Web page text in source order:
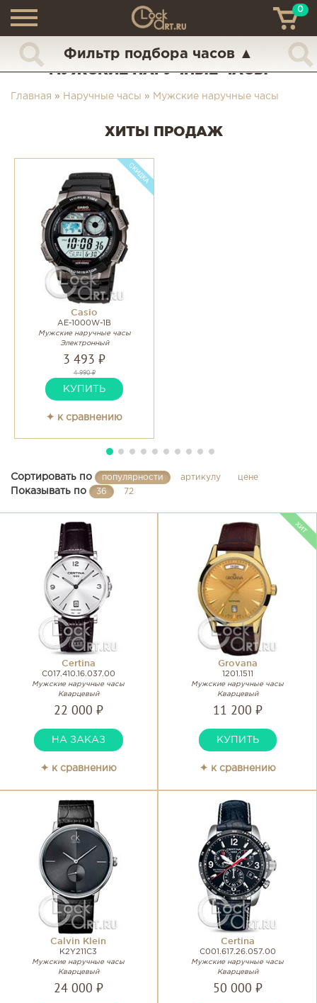
+7 (925) 517-68-49
ТН
0
Фильтр подбора часов ▲
МУЖСКИЕ НАРУЧНЫЕ ЧАСЫ
Главная » Наручные часы » Мужские наручные часы
ХИТЫ ПРОДАЖ
Casio
AE-1000W-1B
Мужские наручные часы
Электронный
3 493 ₽
4 990 ₽
КУПИТЬ
✦ к сравнению
Сортировать по популярности артикулу цене
Показывать по 36 72
Certina
C017.410.16.037.00
Мужские наручные часы
Кварцевый
22 000 ₽
НА ЗАКАЗ
✦ к сравнению
Grovana
1201.1511
Мужские наручные часы
Кварцевый
11 200 ₽
КУПИТЬ
✦ к сравнению
Calvin Klein
K2Y211C3
Мужские наручные часы
Кварцевый
24 000 ₽
Certina
C001.617.26.057.00
Мужские наручные часы
Кварцевый
50 000 ₽